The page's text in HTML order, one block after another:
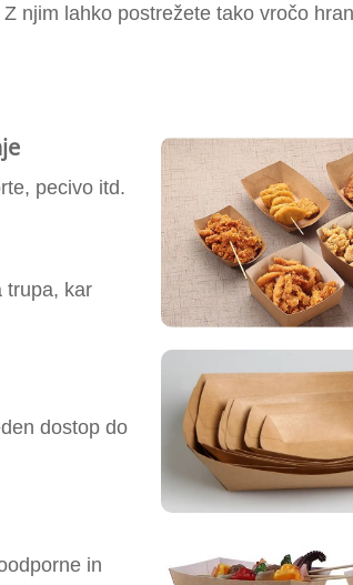
njim lahko postrežete tako vročo
pecivo itd.
trupa, kar
dostop do
in